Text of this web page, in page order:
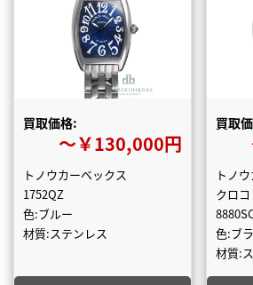
買取価格:
〜￥130,000円
トノウカーベックス
1752QZ
色:ブルー
材質:ステンレス
買取
トノ
クロコ
色:ブ
材質: